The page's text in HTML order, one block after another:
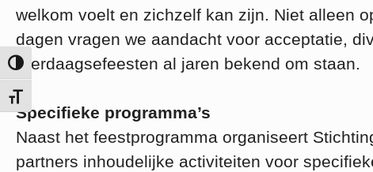
Keuze voor hoog contrast
Kies grootte van het lettertype
welkom voelt en zichzelf kan zijn. Niet alleen
dagen vragen we aandacht voor acceptatie,
Vierdaagsefeesten al jaren bekend om staan.
Specifieke programma’s
Naast het feestprogramma organiseert
partners inhoudelijke activiteiten voor